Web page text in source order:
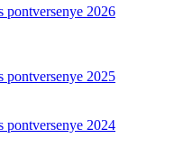
pontversenye 2026
pontversenye 2025
pontversenye 2024